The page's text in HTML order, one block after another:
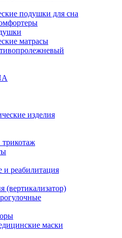
подушки для сна
матрасы
изделия
и реабилитация
(вертикализатор)
маски